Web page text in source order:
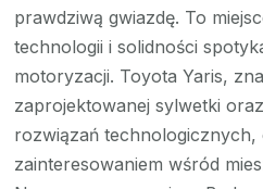
prawdziwą gwiazdę. To
technologii i solidności
motoryzacji. Toyota Yaris,
zaprojektowanej sylwetki
rozwiązań technologicznych,
zainteresowaniem wśród